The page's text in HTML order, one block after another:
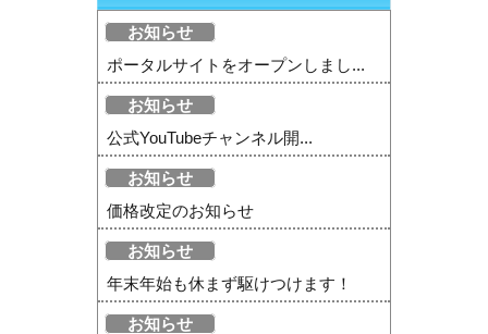
お知らせ
ポータルサイトをオープンしまし...
お知らせ
公式YouTubeチャンネル開...
お知らせ
価格改定のお知らせ
お知らせ
年末年始も休まず駆けつけます！
お知らせ